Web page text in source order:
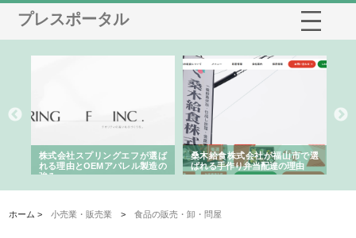
プレスポータル
株式会社スプリングエフが選ば
れる理由とOEMアパレル製造の
強み
桑木給食株式会社が福山市で選
ばれる手作り弁当配達の理由
ホーム >小売業・販売業 >食品の販売・卸・問屋